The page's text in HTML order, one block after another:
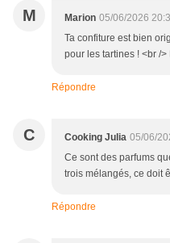
M Marion 05/06/2026
Ta confiture est bien
pour les tartines ! <br /
Répondre
C Cooking Julia 05/06/
Ce sont des parfums
trois mélangés, ce doit
Répondre